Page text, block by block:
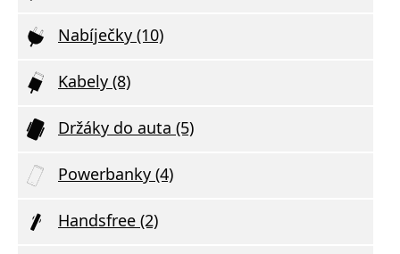
Nabíječky (10)
Kabely (8)
Držáky do auta (5)
Powerbanky (4)
Handsfree (2)